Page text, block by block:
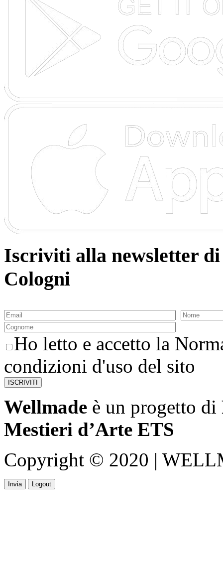
Iscriviti alla newsletter di
Cologni
Ho letto e accetto la
condizioni d'uso del sito
Wellmade è un progetto di
Mestieri d’Arte ETS
Copyright © 2020 |
Invia Logout